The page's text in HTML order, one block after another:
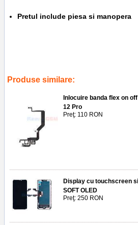
Pretul include piesa si manopera
Produse similare:
Inlocuire banda flex on
12 Pro
Preţ: 110 RON
Display cu touchscreen
SOFT OLED
Preţ: 250 RON